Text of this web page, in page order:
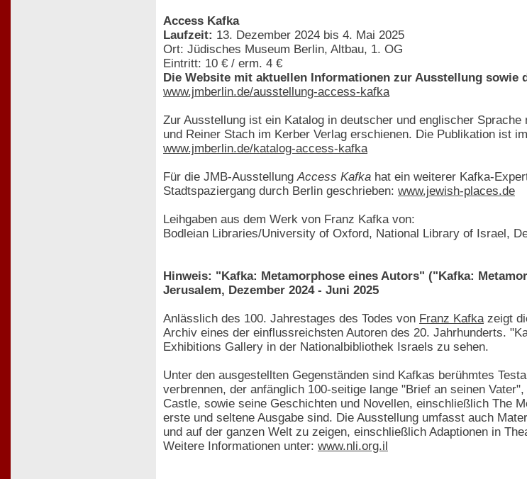
Access Kafka
Laufzeit: 13. Dezember 2024 bis 4. Mai 2025
Ort: Jüdisches Museum Berlin, Altbau, 1. OG
Eintritt: 10 € / erm. 4 €
Die Website mit aktuellen Informationen zur Ausstellung sowie
www.jmberlin.de/ausstellung-access-kafka
Zur Ausstellung ist ein Katalog in deutscher und englischer
und Reiner Stach im Kerber Verlag erschienen. Die Publikation ist
www.jmberlin.de/katalog-access-kafka
Für die JMB-AusstellungAccess Kafka hat ein weiterer Kafka-
Stadtspaziergang durch Berlin geschrieben: www.jewish-places.de
Leihgaben aus dem Werk von Franz Kafka von:
Bodleian Libraries/University of Oxford, National Library of Israel,
Hinweis: "Kafka: Metamorphose eines Autors" ("Kafka:
Jerusalem, Dezember 2024 - Juni 2025
Anlässlich des 100. Jahrestages des Todes von Franz Kafkazeigt
Archiv eines der einflussreichsten Autoren des 20. Jahrhunderts.
Exhibitions Gallery in der Nationalbibliothek Israels zu sehen.
Unter den ausgestellten Gegenständen sind Kafkas berühmtes
verbrennen, der anfänglich 100-seitige lange "Brief an seinen
Castle, sowie seine Geschichten und Novellen, einschließlich The
erste und seltene Ausgabe sind. Die Ausstellung umfasst auch
und auf der ganzen Welt zu zeigen, einschließlich Adaptionen in
Weitere Informationen unter: www.nli.org.il